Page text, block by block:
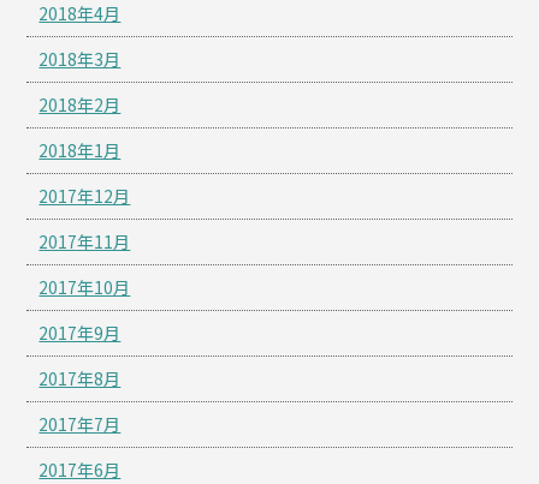
2018年4月
2018年3月
2018年2月
2018年1月
2017年12月
2017年11月
2017年10月
2017年9月
2017年8月
2017年7月
2017年6月